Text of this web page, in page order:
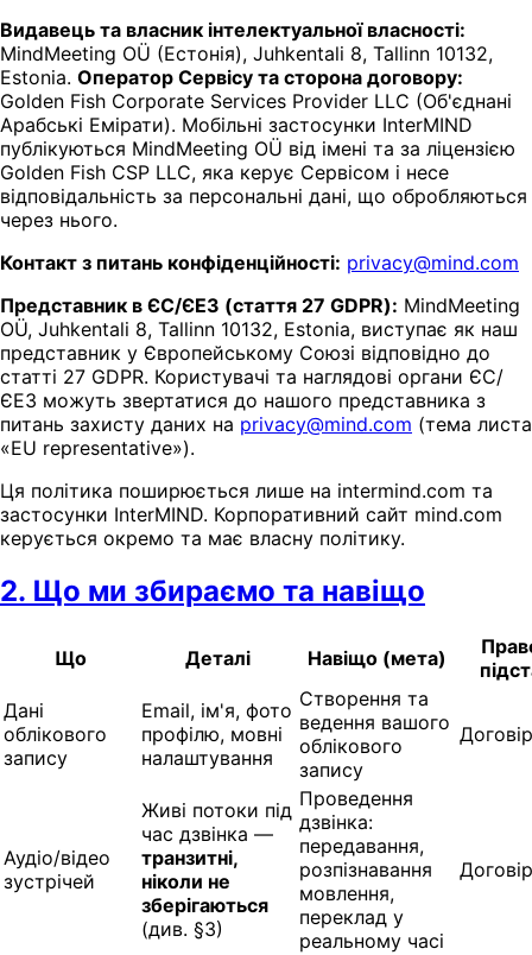
Видавець та власник інтелектуальної власності:
MindMeeting OÜ (Естонія), Juhkentali 8, Tallinn 10132,
Estonia. Оператор Сервісу та сторона договору:
Golden Fish Corporate Services Provider LLC (Об'єднані
Арабські Емірати). Мобільні застосунки InterMIND
публікуються MindMeeting OÜ від імені та за ліцензією
Golden Fish CSP LLC, яка керує Сервісом і несе
відповідальність за персональні дані, що обробляються
через нього.
Контакт з питань конфіденційності: privacy@mind.com
Представник в ЄС/ЄЕЗ (стаття 27 GDPR): MindMeeting
OÜ, Juhkentali 8, Tallinn 10132, Estonia, виступає як наш
представник у Європейському Союзі відповідно до
статті 27 GDPR. Користувачі та наглядові органи ЄС/
ЄЕЗ можуть звертатися до нашого представника з
питань захисту даних на privacy@mind.com (тема листа
«EU representative»).
Ця політика поширюється лише на intermind.com та
застосунки InterMIND. Корпоративний сайт mind.com
керується окремо та має власну політику.
2. Що ми збираємо та навіщо
Що Деталі Навіщо (мета)
Дані
облікового
запису
Email, ім'я, фото
профілю, мовні
налаштування
Створення та
ведення вашого
облікового
запису
Договір
Аудіо/відео
зустрічей
Живі потоки під
час дзвінка —
транзитні,
ніколи не
зберігаються
(див. §3)
Проведення
дзвінка:
передавання,
розпізнавання
мовлення,
переклад у
реальному часі
Договір